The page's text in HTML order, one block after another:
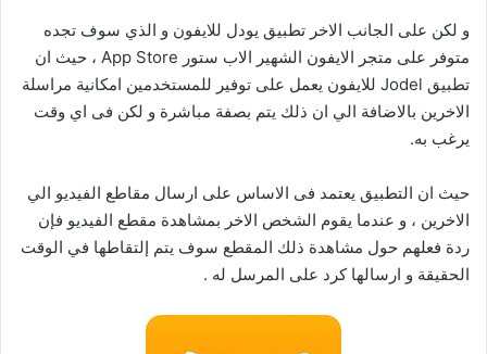
و لكن على الجانب الاخر تطبيق يودل للايفون و الذي سوف تجده
متوفر على متجر الايفون الشهير الاب ستور App Store ، حيث ان
تطبيق Jodel للايفون يعمل على توفير للمستخدمين امكانية مراسلة
الاخرين بالاضافة الي ان ذلك يتم بصفة مباشرة و لكن فى اي وقت
يرغب به.
حيث ان التطبيق يعتمد فى الاساس على ارسال مقاطع الفيديو الي
الاخرين ، و عندما يقوم الشخص الاخر بمشاهدة مقطع الفيديو فإن
ردة فعلهم حول مشاهدة ذلك المقطع سوف يتم إلتقاطها في الوقت
الحقيقة و ارسالها كرد على المرسل له .